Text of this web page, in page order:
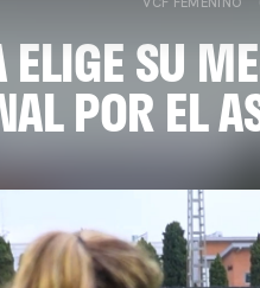
ELIGE SU
POR EL